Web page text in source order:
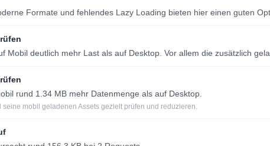
Formate und fehlendes Lazy Loading bieten hier einen guten
Mobil deutlich mehr Last als auf Desktop. Vor allem die zusätzlich
rund 1.34 MB mehr Datenmenge als auf Desktop.
seine mobil geladenen Assets gezielt prüfen und reduzieren.